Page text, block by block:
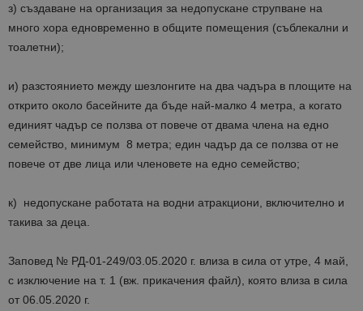
з) създаване на организация за недопускане струпване на
много хора едновременно в общите помещения (съблекални и
тоалетни);
и) разстоянието между шезлонгите на два чадъра в площите на
открито около басейните да бъде най-малко 4 метра, а когато
единият чадър се ползва от повече от двама члена на едно
семейство, минимум 8 метра; един чадър да се ползва от не
повече от две лица или членовете на едно семейство;
к) недопускане работата на водни атракциони, включително и
такива за деца.
Заповед № РД-01-249/03.05.2020 г. влиза в сила от утре, 4 май,
с изключение на т. 1 (вж. прикачения файл), която влиза в сила
от 06.05.2020 г.